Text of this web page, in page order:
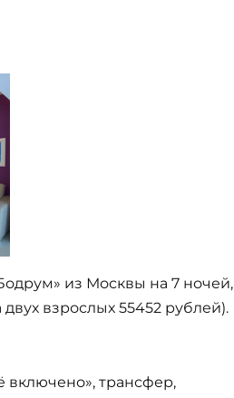
из Москвы на 7 ночей,
взрослых 55452 рублей).
включено», трансфер,